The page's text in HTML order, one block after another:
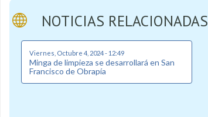
NOTICIAS RELACIONADAS
Viernes, Octubre 4, 2024 - 12:49
Minga de limpieza se desarrollará en San
Francisco de Obrapía